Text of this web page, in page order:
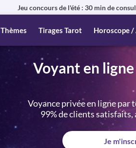
Jeu concours de l'été : 30 min de
Thèmes Tirages Tarot Horoscope
Voyant en
Voyance privée en ligne par
99% de clients
Je